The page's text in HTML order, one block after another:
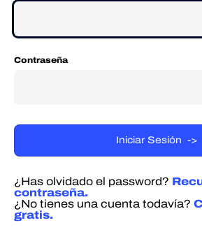
Contraseña
¿Has olvidado el password?
contraseña.
¿No tienes una cuenta todavía?
gratis.